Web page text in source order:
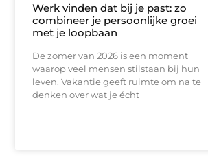
Werk vinden dat bij je past: zo
combineer je persoonlijke groei
met je loopbaan
De zomer van 2026 is een moment
waarop veel mensen stilstaan bij hun
leven. Vakantie geeft ruimte om na te
denken over wat je écht